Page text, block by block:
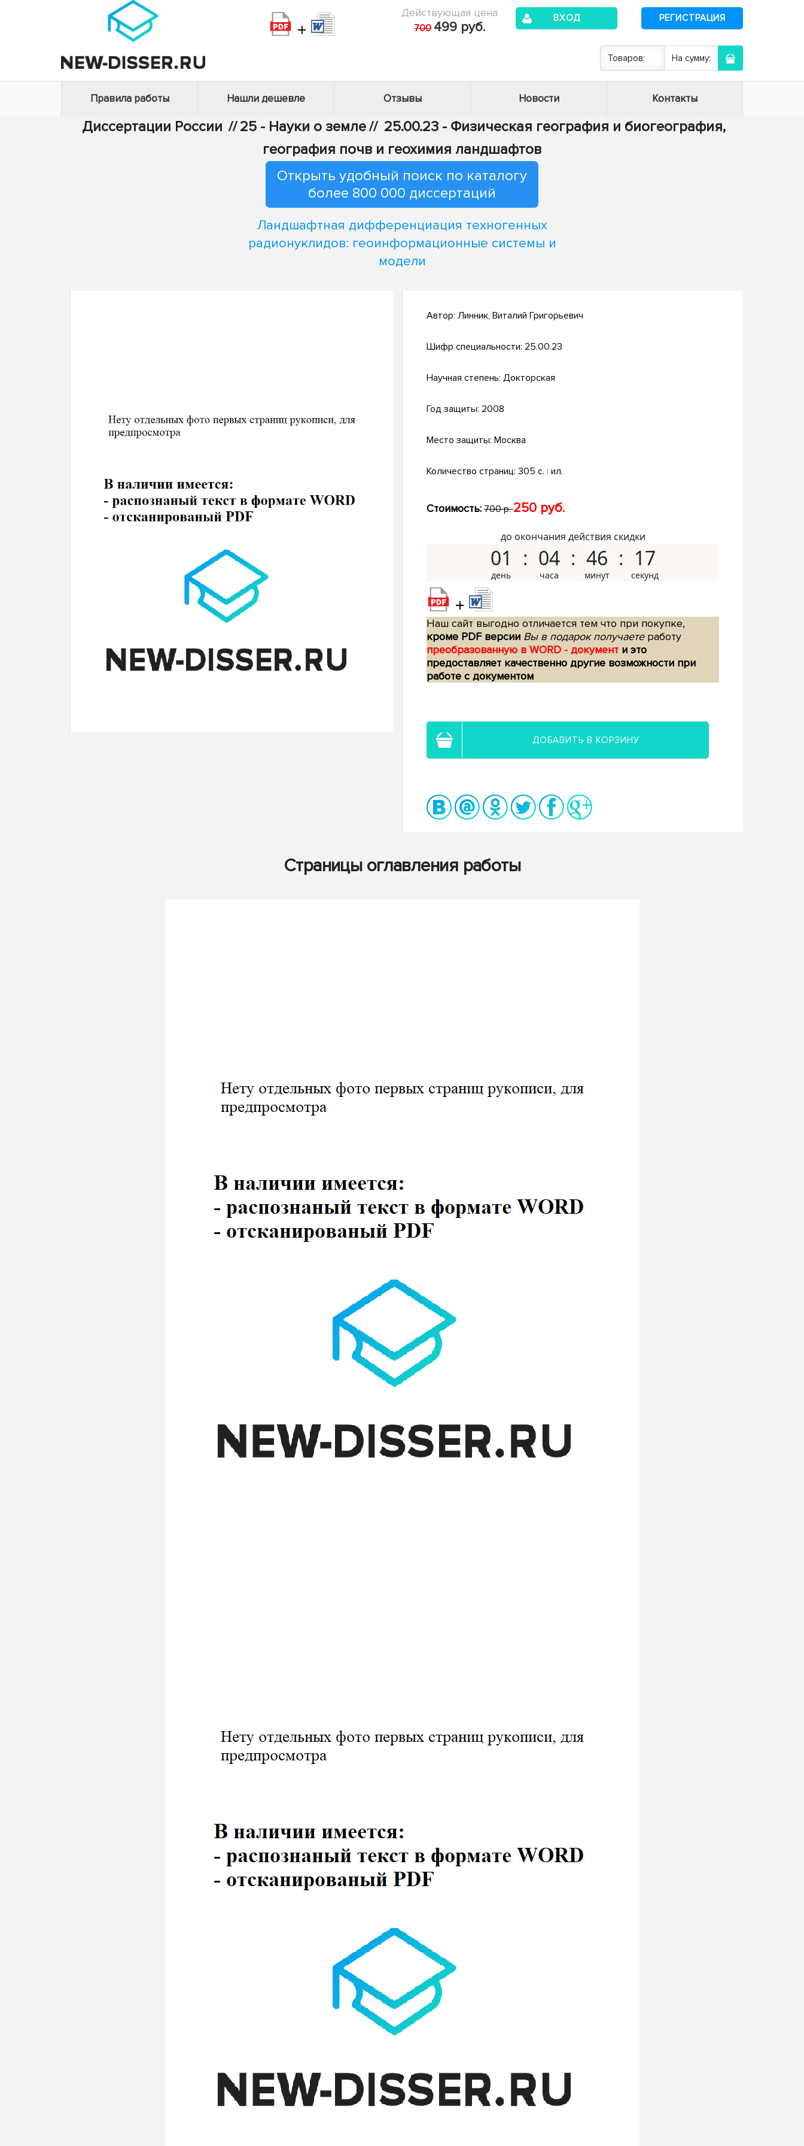
+
Действующая цена
700 499 руб.
ВХОД РЕГИСТРАЦИЯ
Товаров: На сумму:
Правила работы Нашли дешевле Отзывы Новости Контакты
Диссертации России // 25 - Науки о земле// 25.00.23 - Физическая география и биогеография,
география почв и геохимия ландшафтов
Открыть удобный поиск по каталогу
более 800 000 диссертаций
Ландшафтная дифференциация техногенных
радионуклидов: геоинформационные системы и
модели
Автор: Линник, Виталий Григорьевич
Шифр специальности: 25.00.23
Научная степень: Докторская
Год защиты: 2008
Место защиты: Москва
Количество страниц: 305 с. : ил.
Стоимость: 700 р.250 руб.
до окончания действия скидки
01 04 46 16
+
Наш сайт выгодно отличается тем что при покупке,
кроме PDF версии Вы в подарок получаетеработу
преобразованную в WORD - документ и это
предоставляет качественно другие возможности при
работе с документом
ДОБАВИТЬ В КОРЗИНУ
Страницы оглавления работы